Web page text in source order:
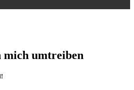
mich umtreiben